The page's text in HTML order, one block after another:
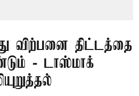
விற்பனை திட்டத்தை
- டாஸ்மாக்